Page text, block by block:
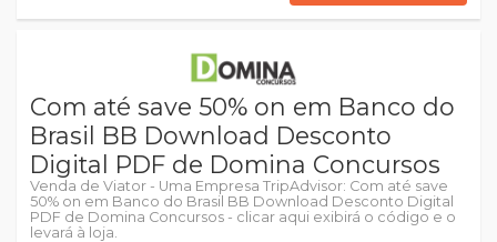
Com até save 50% on em Banco do
Brasil BB Download Desconto
Digital PDF de Domina Concursos
Venda de Viator - Uma Empresa TripAdvisor: Com até save
50% on em Banco do Brasil BB Download Desconto Digital
PDF de Domina Concursos - clicar aqui exibirá o código e o
levará à loja.